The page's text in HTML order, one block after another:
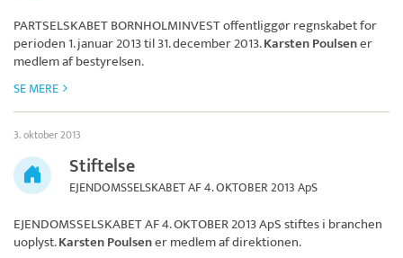
PARTSELSKABET BORNHOLMINVESToffentliggør regnskabet for
perioden 1. januar 2013 til 31. december 2013.Karsten Poulsener
medlem af bestyrelsen.
SE MERE
3. oktober 2013
Stiftelse
EJENDOMSSELSKABET AF 4. OKTOBER 2013 ApS
EJENDOMSSELSKABET AF 4. OKTOBER 2013 ApSstiftes i branchen
uoplyst.Karsten Poulsener medlem af direktionen.